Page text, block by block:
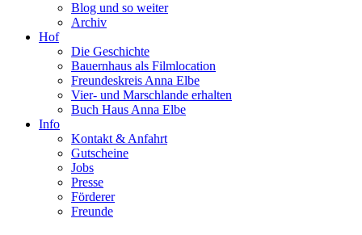
Blog und so weiter
Archiv
Hof
Die Geschichte
Bauernhaus als Filmlocation
Freundeskreis Anna Elbe
Vier- und Marschlande erhalten
Buch Haus Anna Elbe
Info
Kontakt & Anfahrt
Gutscheine
Jobs
Presse
Förderer
Freunde